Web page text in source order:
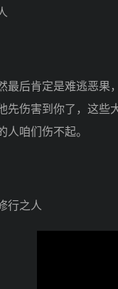
后肯定是难逃恶果
先伤害到你了，这
咱们伤不起。
之人